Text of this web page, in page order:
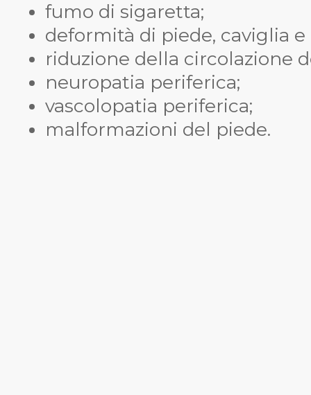
fumo di sigaretta;
deformità di piede, caviglia e
riduzione della circolazione
neuropatia periferica;
vascolopatia periferica;
malformazioni del piede.